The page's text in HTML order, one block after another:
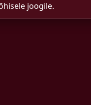
joogile.